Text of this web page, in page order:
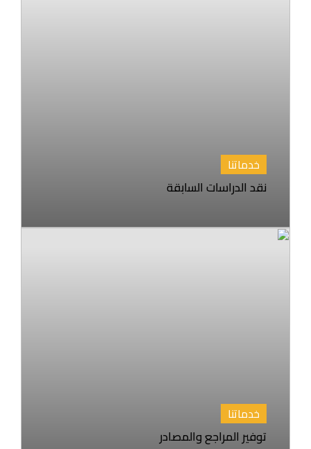
خدماتنا
نقد الدراسات السابقة
خدماتنا
توفير المراجع والمصادر